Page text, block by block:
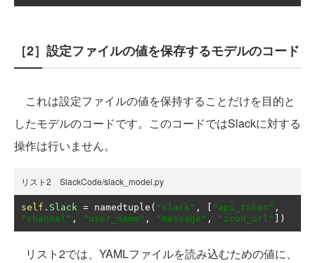
［2］設定ファイルの値を保存するモデルのコード
これは設定ファイルの値を保持することだけを目的と
したモデルのコードです。このコードではSlackに対する
操作は行いません。
リスト2 SlackCode/slack_model.py
self . Slack = namedtuple ( "slack" , "api_token" ,
"channel" , "user_name" , "message" , "icon_url" ])
リスト2では、YAMLファイルを読み込むための値に、